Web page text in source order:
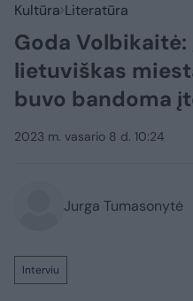
Kultūra Literatūra
Goda Volbikaitė:
lietuviškas
buvo bandoma
2023 m. vasario 8 d. 10:24
Jurga Tumasonytė
Interviu